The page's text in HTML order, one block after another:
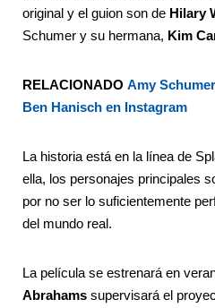
original y el guion son de Hilary
Schumer y su hermana, Kim
RELACIONADO Amy
Ben Hanisch en Instagram
La historia está en la línea de
ella, los personajes principales
por no ser lo suficientemente
del mundo real.
La película se estrenará en
Abrahams supervisará el